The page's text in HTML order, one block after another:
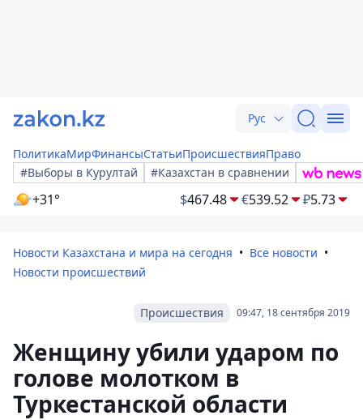
Рус
ПолитикаМирФинансыСтатьиПроисшествияПраво
#Выборы в Курултай
#Казахстан в сравнении
+31° $467.48 €539.52 ₽5.73
Новости Казахстана и мира на сегодня
Все новости
Новости происшествий
09:47, 18 сентября 2019
Происшествия
Женщину убили ударом по
голове молотком в
Туркестанской области